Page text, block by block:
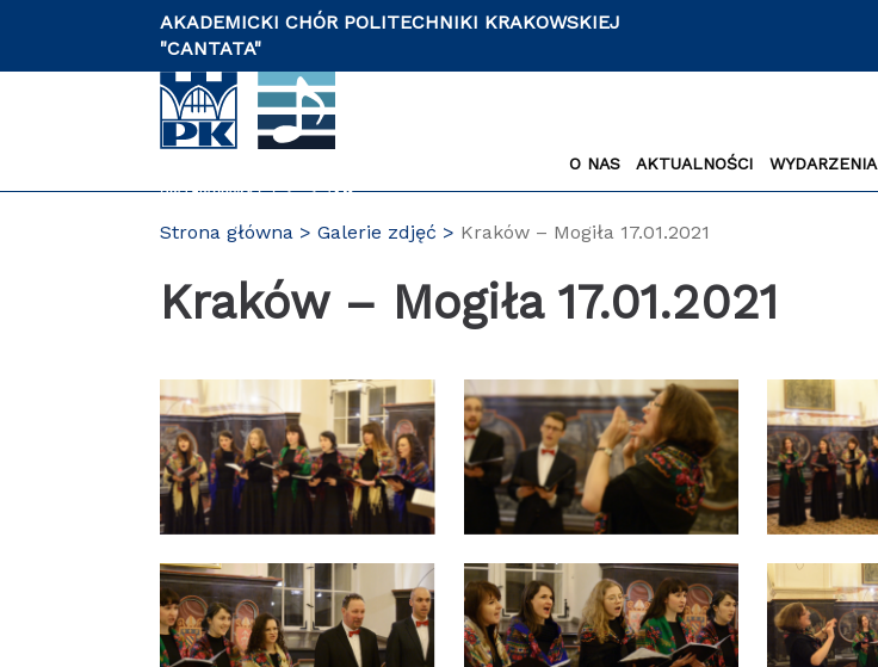
AKADEMICKI CHÓR POLITECHNIKI KRAKOWSKIEJ
"CANTATA"
PL
O NAS AKTUALNOŚCI WYDARZENIA
Strona główna Galerie zdjęć Kraków – Mogiła 17.01.2021
Kraków – Mogiła 17.01.2021